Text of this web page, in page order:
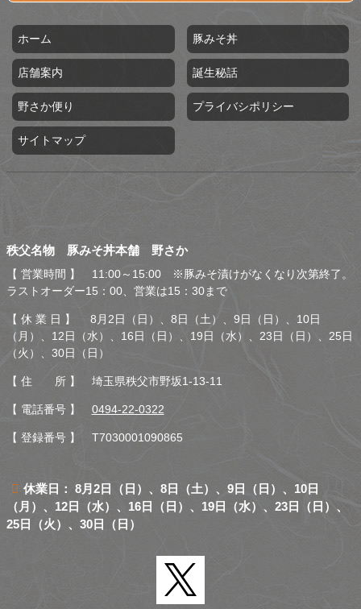
ホーム 豚みそ丼
店舗案内 誕生秘話
野さか便り プライバシポリシー
サイトマップ
秩父名物 豚みそ丼本舗 野
秩父名物 豚みそ丼本舗 野さか
【 営業時間 】 11:00～15:00 ※豚みそ漬けがなくなり次第終了。
ラストオーダー15：00、営業は15：30まで
【 休 業 日 】 8月2日（日）、8日（土）、9日（日）、10日
（月）、12日（水）、16日（日）、19日（水）、23日（日）、25日
（火）、30日（日）
【 住 所 】 埼玉県秩父市野坂1-13-11
【 電話番号 】 0494-22-0322
【 登録番号 】 T7030001090865
休業日： 8月2日（日）、8日（土）、9日（日）、10日
（月）、12日（水）、16日（日）、19日（水）、23日（日）、
25日（火）、30日（日）